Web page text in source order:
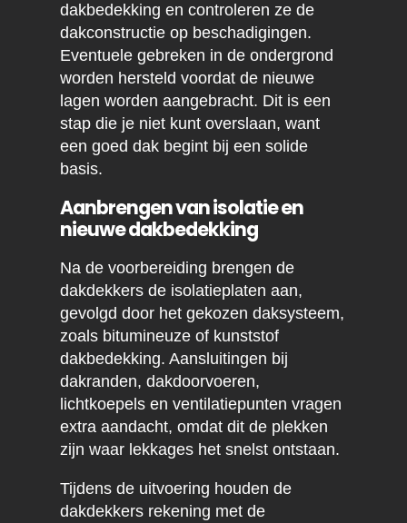
dakbedekking en controleren ze de
dakconstructie op beschadigingen.
Eventuele gebreken in de ondergrond
worden hersteld voordat de nieuwe
lagen worden aangebracht. Dit is een
stap die je niet kunt overslaan, want
een goed dak begint bij een solide
basis.
Aanbrengen van isolatie en
nieuwe dakbedekking
Na de voorbereiding brengen de
dakdekkers de isolatieplaten aan,
gevolgd door het gekozen daksysteem,
zoals bitumineuze of kunststof
dakbedekking. Aansluitingen bij
dakranden, dakdoorvoeren,
lichtkoepels en ventilatiepunten vragen
extra aandacht, omdat dit de plekken
zijn waar lekkages het snelst ontstaan.
Tijdens de uitvoering houden de
dakdekkers rekening met de